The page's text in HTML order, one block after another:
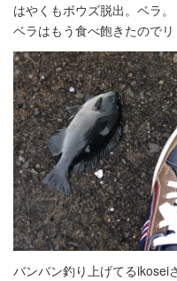
はやくもボウズ脱出。ベラ。
ベラはもう食べ飽きたのでリ
バンバン釣り上げてるikosei